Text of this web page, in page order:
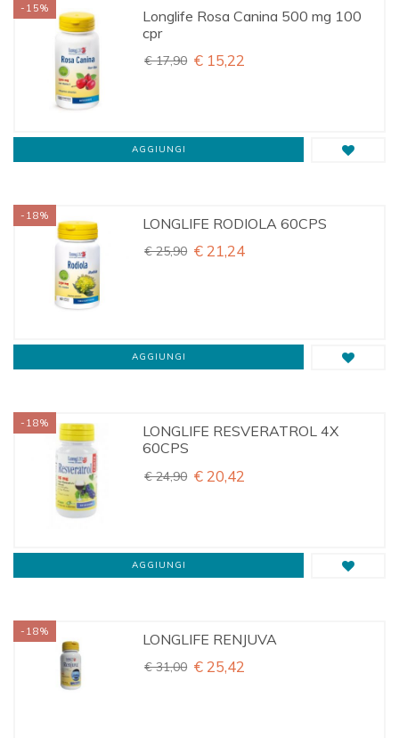
Longlife Rosa Canina 500 mg 100
cpr
€ 17,90 € 15,22
-15%
AGGIUNGI
LONGLIFE RODIOLA 60CPS
€ 25,90 € 21,24
-18%
AGGIUNGI
LONGLIFE RESVERATROL 4X
60CPS
€ 24,90 € 20,42
-18%
AGGIUNGI
LONGLIFE RENJUVA
€ 31,00 € 25,42
-18%